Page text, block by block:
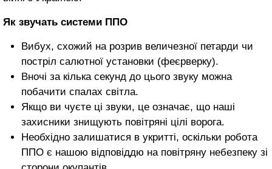
Як звучать системи ППО
Вибух, схожий на розрив величезної петарди чи
постріл салютної установки (феєрверку).
Вночі за кілька секунд до цього звуку можна
побачити спалах світла.
Якщо ви чуєте ці звуки, це означає, що наші
захисники знищують повітряні цілі ворога.
Необхідно залишатися в укритті, оскільки робота
ППО є нашою відповіддю на повітряну небезпеку зі